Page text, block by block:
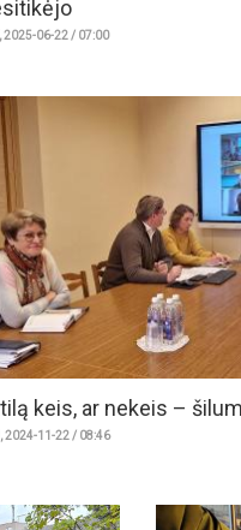
2025-06-22 / 07:00
keis, ar nekeis –
2024-11-22 / 08:46